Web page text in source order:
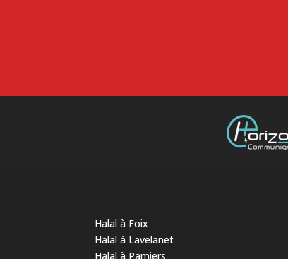
Halal à Foix
Halal à Lavelanet
Halal à Pamiers